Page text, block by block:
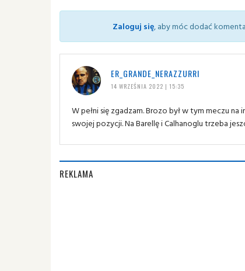
Zaloguj się, aby móc dodać
ER_GRANDE_NERAZZURRI
14 WRZEŚNIA 2022 | 15:35
W pełni się zgadzam. Brozo był w tym meczu
swojej pozycji. Na Barellę i Calhanoglu trzeba
REKLAMA